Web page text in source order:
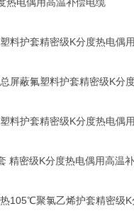
料护套精密级K分度热电偶
屏蔽氟塑料护套精密级K分
料护套精密级K分度热电偶
精密级K分度热电偶用高温
105℃聚氯乙烯护套精密级